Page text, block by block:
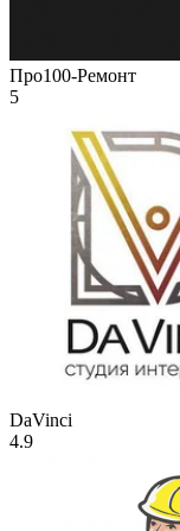
Про100-Ремонт
5
DaVinci
4.9